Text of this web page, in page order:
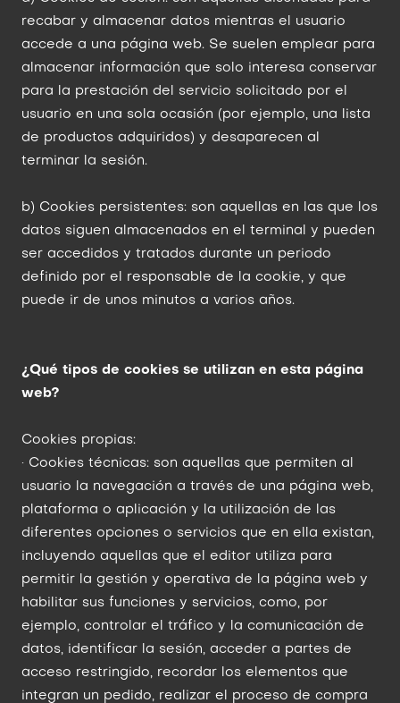
recabar y almacenar datos mientras el usuario
accede a una página web. Se suelen emplear para
almacenar información que solo interesa conservar
para la prestación del servicio solicitado por el
usuario en una sola ocasión (por ejemplo, una lista
de productos adquiridos) y desaparecen al
terminar la sesión.
b) Cookies persistentes: son aquellas en las que los
datos siguen almacenados en el terminal y pueden
ser accedidos y tratados durante un periodo
definido por el responsable de la cookie, y que
puede ir de unos minutos a varios años.
¿Qué tipos de cookies se utilizan en esta página
web?
Cookies propias:
· Cookies técnicas: son aquellas que permiten al
usuario la navegación a través de una página web,
plataforma o aplicación y la utilización de las
diferentes opciones o servicios que en ella existan,
incluyendo aquellas que el editor utiliza para
permitir la gestión y operativa de la página web y
habilitar sus funciones y servicios, como, por
ejemplo, controlar el tráfico y la comunicación de
datos, identificar la sesión, acceder a partes de
acceso restringido, recordar los elementos que
integran un pedido, realizar el proceso de compra